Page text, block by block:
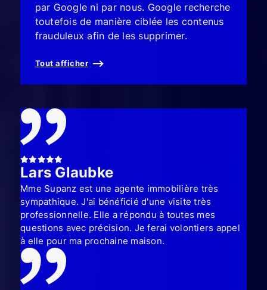
par Google ni par nous. Google recherche
toutefois de manière ciblée les contenus
frauduleux afin de les supprimer.
Tout afficher
Lars Glaubke
Mme Supanz est une agente immobilière très
sympathique. J'ai bénéficié d'une visite très
professionnelle. Elle a répondu à toutes mes
questions avec précision. Je ferai volontiers appel
à elle pour ma prochaine maison.